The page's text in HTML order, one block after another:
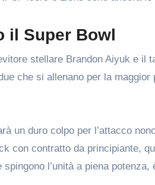
il Super Bowl
stellare Brandon Aiyuk e il
che si allenano per la maggior
un duro colpo per l’attacco
con contratto da principiante,
l’unità a piena